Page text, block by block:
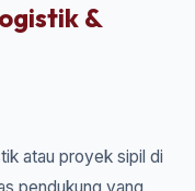
&
atau proyek sipil di